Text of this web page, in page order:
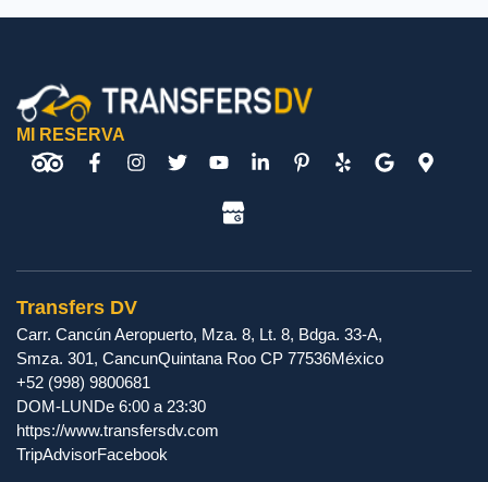
MI RESERVA
Transfers DV
Carr. Cancún Aeropuerto, Mza. 8, Lt. 8, Bdga. 33-A,
Smza. 301, CancunQuintana Roo CP 77536México
+52 (998) 9800681
DOM-LUNDe 6:00 a 23:30
https://www.transfersdv.com
TripAdvisorFacebook